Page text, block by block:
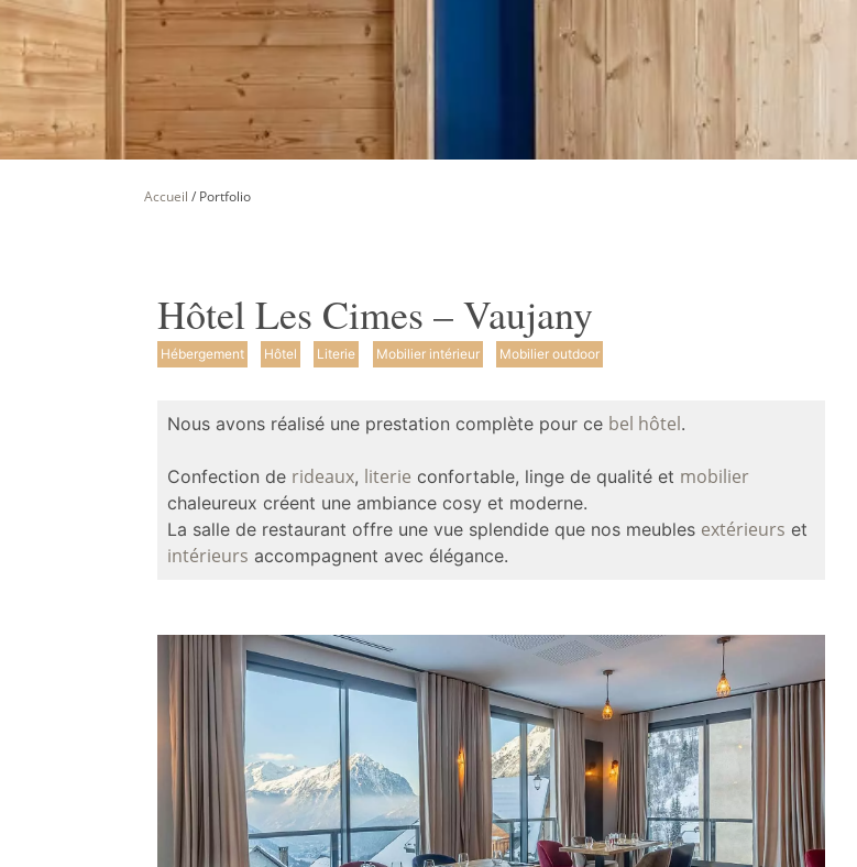
Accueil / Portfolio
Hôtel Les Cimes – Vaujany
Hébergement Hôtel Literie Mobilier intérieur Mobilier outdoor
Nous avons réalisé une prestation complète pour ce bel hôtel.
Confection de rideaux, literie confortable, linge de qualité et mobilier
chaleureux créent une ambiance cosy et moderne.
La salle de restaurant offre une vue splendide que nos meubles extérieurs et
intérieurs accompagnent avec élégance.